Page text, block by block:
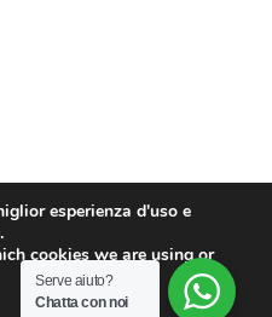
© 2023. All Rights Reserved.
esperienza d'uso e
cookies we are using or
Serve aiuto?
Chatta con noi